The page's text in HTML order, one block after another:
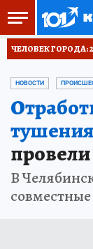
ЧЕЛОВЕК ГОРОДА:
НОВОСТИ
В